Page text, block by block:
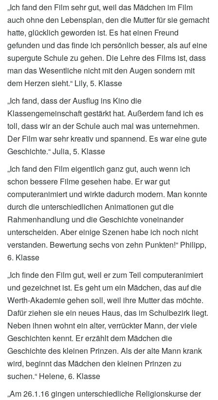
„Ich fand den Film sehr gut, weil das Mädchen im Film
auch ohne den Lebensplan, den die Mutter für sie gemacht
hatte, glücklich geworden ist. Es hat einen Freund
gefunden und das finde ich persönlich besser, als auf eine
supergute Schule zu gehen. Die Lehre des Films ist, dass
man das Wesentliche nicht mit den Augen sondern mit
dem Herzen sieht.“ Lily, 5. Klasse
„Ich fand, dass der Ausflug ins Kino die
Klassengemeinschaft gestärkt hat. Außerdem fand ich es
toll, dass wir an der Schule auch mal was unternehmen.
Der Film war sehr kreativ und spannend. Es war eine gute
Geschichte.“ Julia, 5. Klasse
„Ich fand den Film eigentlich ganz gut, auch wenn ich
schon bessere Filme gesehen habe. Er war gut
computeranimiert und wirkte dadurch modern. Man konnte
durch die unterschiedlichen Animationen gut die
Rahmenhandlung und die Geschichte voneinander
unterscheiden. Aber einige Szenen habe ich noch nicht
verstanden. Bewertung sechs von zehn Punkten!“ Philipp,
6. Klasse
„Ich finde den Film gut, weil er zum Teil computeranimiert
und gezeichnet ist. Es geht um ein Mädchen, das auf die
Werth-Akademie gehen soll, weil ihre Mutter das möchte.
Dafür ziehen sie ein neues Haus, das im Schulbezirk liegt.
Neben ihnen wohnt ein alter, verrückter Mann, der viele
Geschichten kennt. Er erzählt dem Mädchen die
Geschichte des kleinen Prinzen. Als der alte Mann krank
wird, beginnt das Mädchen den kleinen Prinzen zu
suchen.“ Helene, 6. Klasse
„Am 26.1.16 gingen unterschiedliche Religionskurse der